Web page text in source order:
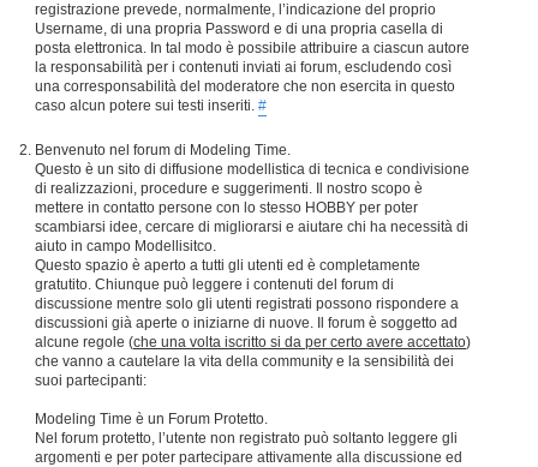
registrazione prevede, normalmente, l’indicazione del proprio
Username, di una propria Password e di una propria casella di
posta elettronica. In tal modo è possibile attribuire a ciascun autore
la responsabilità per i contenuti inviati ai forum, escludendo così
una corresponsabilità del moderatore che non esercita in questo
caso alcun potere sui testi inseriti. #
Benvenuto nel forum di Modeling Time.
Questo è un sito di diffusione modellistica di tecnica e condivisione
di realizzazioni, procedure e suggerimenti. Il nostro scopo è
mettere in contatto persone con lo stesso HOBBY per poter
scambiarsi idee, cercare di migliorarsi e aiutare chi ha necessità di
aiuto in campo Modellisitco.
Questo spazio è aperto a tutti gli utenti ed è completamente
gratutito. Chiunque può leggere i contenuti del forum di
discussione mentre solo gli utenti registrati possono rispondere a
discussioni già aperte o iniziarne di nuove. Il forum è soggetto ad
alcune regole (che una volta iscritto si da per certo avere accettato)
che vanno a cautelare la vita della community e la sensibilità dei
suoi partecipanti:
Modeling Time è un Forum Protetto.
Nel forum protetto, l’utente non registrato può soltanto leggere gli
argomenti e per poter partecipare attivamente alla discussione ed